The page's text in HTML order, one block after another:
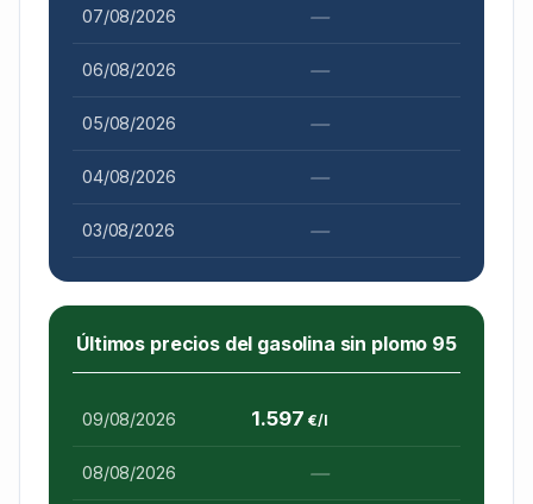
07/08/2026 —
06/08/2026 —
05/08/2026 —
04/08/2026 —
03/08/2026 —
Últimos precios del gasolina sin plomo 95
09/08/2026 1.597€/l
08/08/2026 —